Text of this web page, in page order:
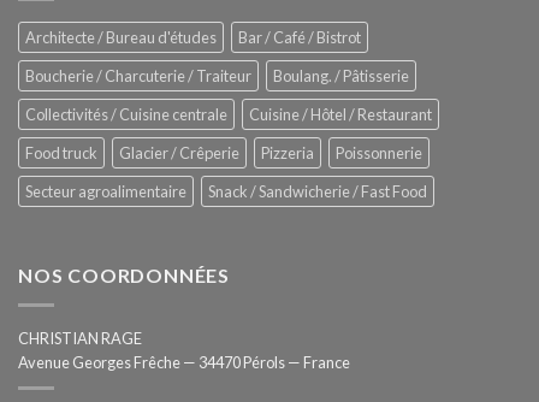
–
Hygiène
totale
automatisée
Architecte / Bureau d'études
Bar / Café / Bistrot
Boucherie / Charcuterie / Traiteur
Boulang. / Pâtisserie
Collectivités / Cuisine centrale
Cuisine / Hôtel / Restaurant
Food truck
Glacier / Crêperie Pizzeria
Poissonnerie
Secteur agroalimentaire
Snack / Sandwicherie / Fast Food
NOS COORDONNÉES
CHRISTIAN RAGE
Avenue Georges Frêche — 34470 Pérols — France